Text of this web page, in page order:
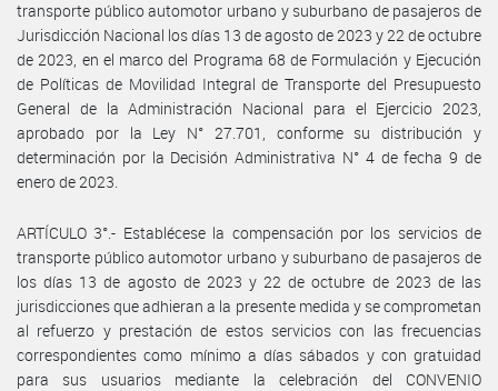
transporte público automotor urbano y suburbano de pasajeros de
Jurisdicción Nacional los días 13 de agosto de 2023 y 22 de octubre
de 2023, en el marco del Programa 68 de Formulación y Ejecución
de Políticas de Movilidad Integral de Transporte del Presupuesto
General de la Administración Nacional para el Ejercicio 2023,
aprobado por la Ley N° 27.701, conforme su distribución y
determinación por la Decisión Administrativa N° 4 de fecha 9 de
enero de 2023.
ARTÍCULO 3°.- Establécese la compensación por los servicios de
transporte público automotor urbano y suburbano de pasajeros de
los días 13 de agosto de 2023 y 22 de octubre de 2023 de las
jurisdicciones que adhieran a la presente medida y se comprometan
al refuerzo y prestación de estos servicios con las frecuencias
correspondientes como mínimo a días sábados y con gratuidad
para sus usuarios mediante la celebración del CONVENIO